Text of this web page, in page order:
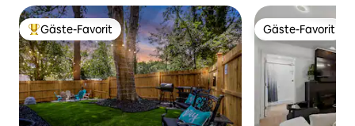
Beliebter Gäste-Favorit.
Gäste-Favorit Gäste-Favorit
Gäste-Favorit